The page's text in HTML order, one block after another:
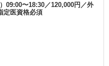
09:00〜18:30／120,000円／外
定医資格必須